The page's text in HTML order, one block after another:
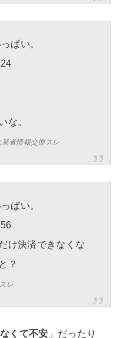
ぱい。
な。
者情報交換スレ
ぱい。
け決済できなくな
？
レ
くて不安 」だったり